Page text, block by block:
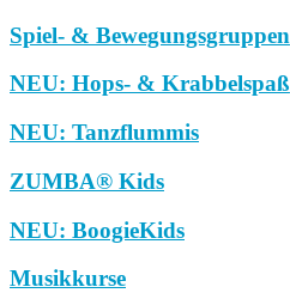
Spiel- & Bewegungsgruppen
NEU: Hops- & Krabbelspaß
NEU: Tanzflummis
ZUMBA® Kids
NEU: BoogieKids
Musikkurse